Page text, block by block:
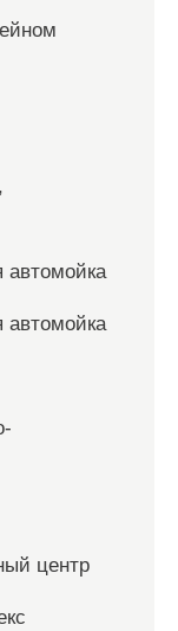
автомойка
автомойка
центр